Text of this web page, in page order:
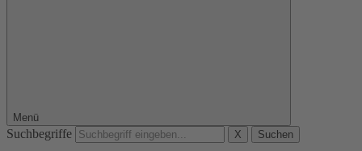
Menü
Suchbegriffe X Suchen